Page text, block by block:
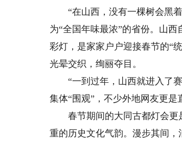
“在山西，没有一棵树会黑着
为“全国年味最浓”的省份。山
彩灯，是家家户户迎接春节的“
光晕交织，绚丽夺目。
“一到过年，山西就进入了赛
集体“围观”，不少外地网友更是
春节期间的大同古都灯会更
重的历史文化气韵。漫步其间